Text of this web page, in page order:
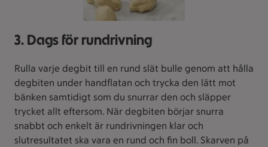
3. Dags för rundrivning
Rulla varje degbit till en rund slät bulle genom att hålla
degbiten under handflatan och trycka den lätt mot
bänken samtidigt som du snurrar den och släpper
trycket allt eftersom. När degbiten börjar snurra
snabbt och enkelt är rundrivningen klar och
slutresultatet ska vara en rund och fin boll. Skarven på